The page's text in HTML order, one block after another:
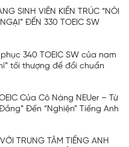
SINH VIÊN KIẾN TRÚC “NÓI
ĐẾN 330 TOEIC SW
340 TOEIC SW của nam
tối thượng để đổi chuẩn
Của Cô Nàng NEUer – Từ
Đến “Nghiện” Tiếng Anh
TRUNG TÂM TIẾNG ANH